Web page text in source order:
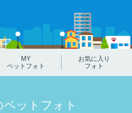
MY
ペットフォト
お気に入り
フォト
ペットフォト